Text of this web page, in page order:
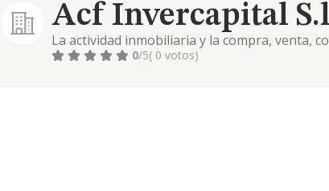
Acf Invercapital
La actividad inmobiliaria y la compra, venta,
bienes inmuebles, asi como la
0/5( 0 votos)